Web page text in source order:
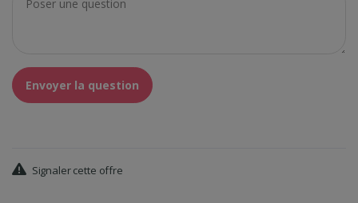
Envoyer la question
Signaler cette offre